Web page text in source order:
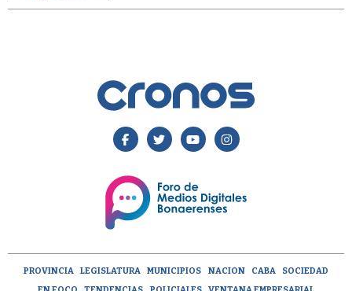
PROVINCIA LEGISLATURA MUNICIPIOS NACION CABA
SOCIEDAD